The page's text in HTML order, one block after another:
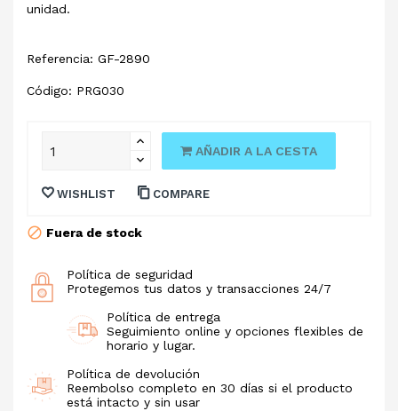
unidad.
Referencia: GF-2890
Código: PRG030
AÑADIR A LA CESTA
WISHLIST COMPARE
Fuera de stock
Política de seguridad
Protegemos tus datos y transacciones 24/7
Política de entrega
Seguimiento online y opciones flexibles de
horario y lugar.
Política de devolución
Reembolso completo en 30 días si el producto
está intacto y sin usar